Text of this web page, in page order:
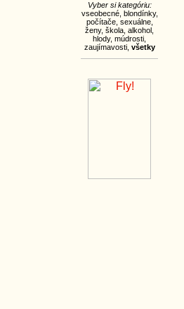
Vyber si kategóriu:
vseobecné, blondínky,
počítače, sexuálne,
ženy, škola alkohol
hlody, múdrosti
zaujímavosti, všetky